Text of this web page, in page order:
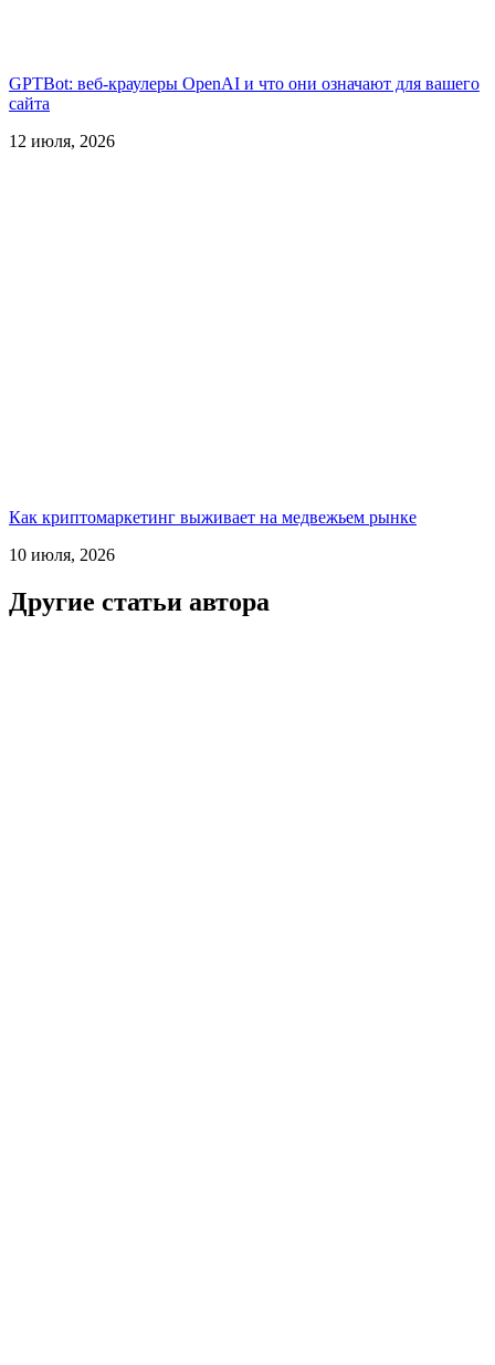
GPTBot: веб-краулеры OpenAI и что они означают для вашего
сайта
12 июля, 2026
Как криптомаркетинг выживает на медвежьем рынке
10 июля, 2026
Другие статьи автора